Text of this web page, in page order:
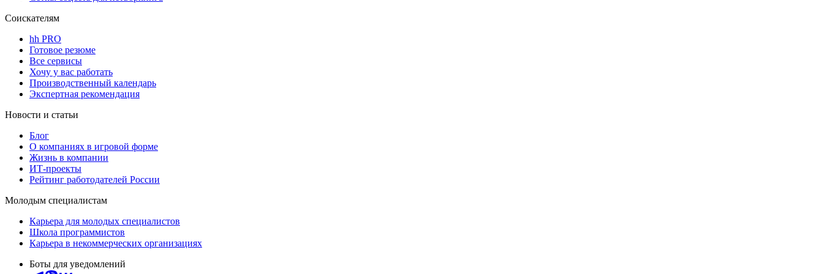
Соискателям
hh PRO
Готовое резюме
Все сервисы
Хочу у вас работать
Производственный календарь
Экспертная рекомендация
Новости и статьи
Блог
О компаниях в игровой форме
Жизнь в компании
ИТ-проекты
Рейтинг работодателей России
Молодым специалистам
Карьера для молодых специалистов
Школа программистов
Карьера в некоммерческих организациях
Боты для уведомлений